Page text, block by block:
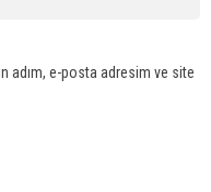
adım, e-posta adresim ve site